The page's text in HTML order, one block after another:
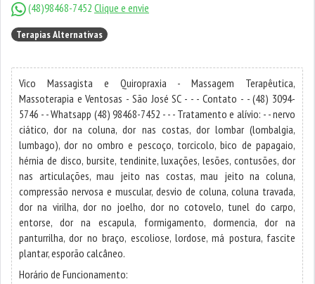
(48)98468-7452 Clique e envie
Terapias Alternativas
Vico Massagista e Quiropraxia - Massagem Terapêutica,
Massoterapia e Ventosas - São José SC - - - Contato - - (48) 3094-
5746 - - Whatsapp (48) 98468-7452 - - - Tratamento e alívio: - - nervo
ciático, dor na coluna, dor nas costas, dor lombar (lombalgia,
lumbago), dor no ombro e pescoço, torcicolo, bico de papagaio,
hérnia de disco, bursite, tendinite, luxações, lesões, contusões, dor
nas articulações, mau jeito nas costas, mau jeito na coluna,
compressão nervosa e muscular, desvio de coluna, coluna travada,
dor na virilha, dor no joelho, dor no cotovelo, tunel do carpo,
entorse, dor na escapula, formigamento, dormencia, dor na
panturrilha, dor no braço, escoliose, lordose, má postura, fascite
plantar, esporão calcâneo.
Horário de Funcionamento: